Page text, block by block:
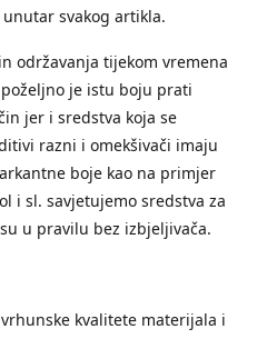
svakog artikla.
održavanja tijekom vremena
je istu boju prati
jer i sredstva koja se
razni i omekšivači imaju
boje kao na primjer
i sl. savjetujemo sredstva za
u pravilu bez izbjeljivača.
kvalitete materijala i